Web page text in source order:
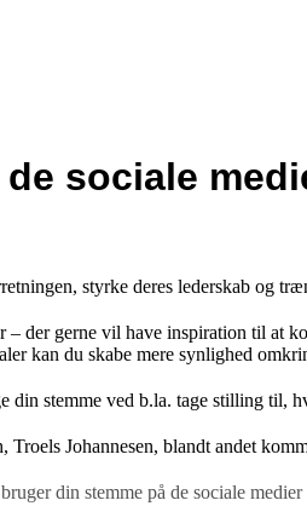
sociale
styrke deres lederskab og
– der gerne vil have inspiration til at
kan du skabe mere synlighed
stemme ved b.la. tage stilling til,
Johannesen, blandt andet
din stemme på de sociale medier